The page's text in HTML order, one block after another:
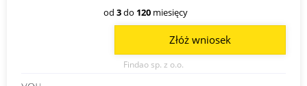
od 3do 120 miesięcy
Findao sp. z o.o.
Złóż wniosek